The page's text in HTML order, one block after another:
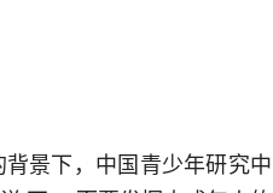
景下，中国青少年研究中